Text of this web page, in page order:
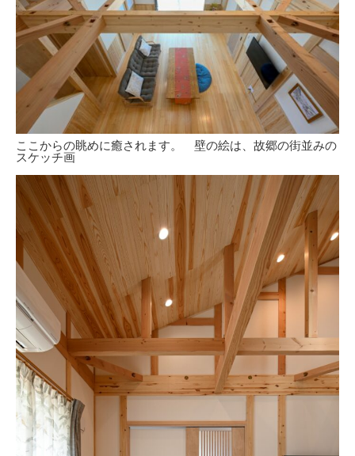
ここからの眺めに癒されます。 壁の絵は、故郷の街並みの
スケッチ画